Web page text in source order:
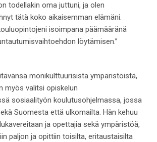
todellakin oma juttuni, ja olen
tätä koko aikaisemman elämäni.
isoimpana päämääränä
löytämisen.”
monikulttuurisista ympäristöistä,
myös valitsi opiskelun
sosiaalityön koulutusohjelmassa, jossa
Suomesta että ulkomailta. Hän kehuu
ja opettajia sekä ympäristöä,
paljon ja opittiin toisilta, eritaustaisilta